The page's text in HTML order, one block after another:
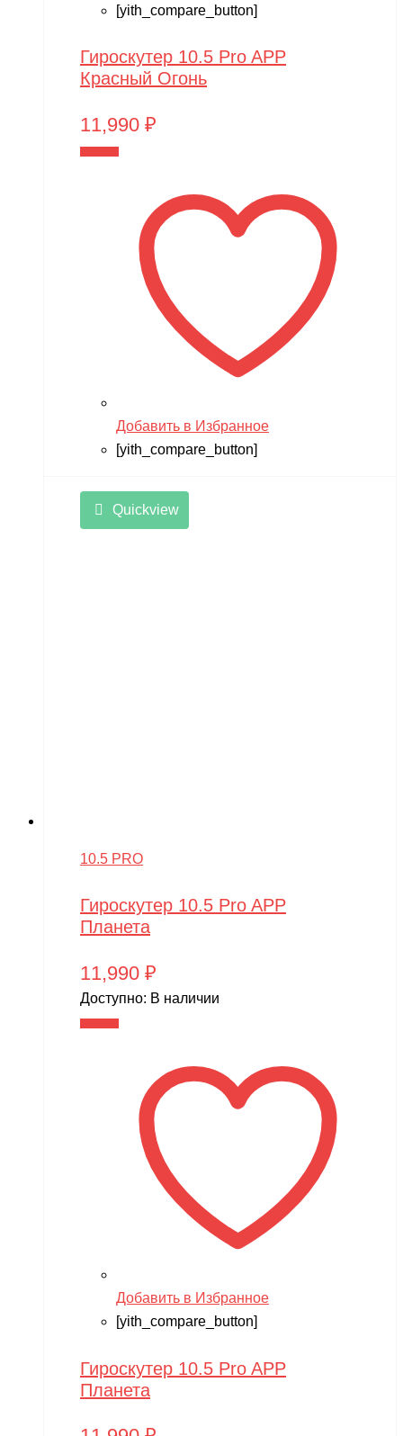
[yith_compare_button]
Гироскутер 10.5 Pro APP
Красный Огонь
11,990 ₽
Добавить в Избранное
[yith_compare_button]
Quickview
10.5 PRO
Гироскутер 10.5 Pro APP
Планета
11,990 ₽
Доступно: В наличии
Добавить в Избранное
[yith_compare_button]
Гироскутер 10.5 Pro APP
Планета